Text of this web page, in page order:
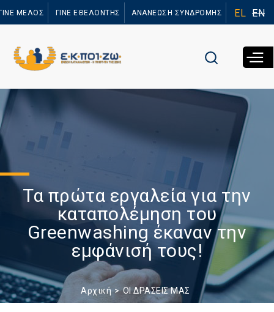
προς το
ΜΕΛΟΣ ΓΙΝΕ ΕΘΕΛΟΝΤΗΣ ΑΝΑΝΕΩΣΗ ΣΥΝΔΡΟΜΗΣ EL EN
Τα πρώτα εργαλεία για την
καταπολέμηση του
Greenwashing έκαναν την
εμφάνισή τους!
Αρχική ΟΙ ΔΡΑΣΕΙΣ ΜΑΣ